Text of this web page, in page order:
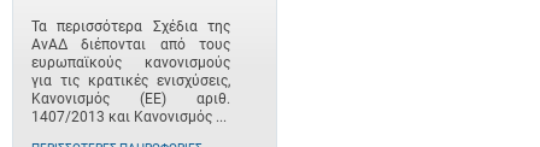
Τα περισσότερα Σχέδια της
ΑνΑΔ διέπονται από τους
ευρωπαϊκούς κανονισμούς
για τις κρατικές ενισχύσεις,
Κανονισμός (ΕΕ) αριθ.
1407/2013 και Κανονισμός ...